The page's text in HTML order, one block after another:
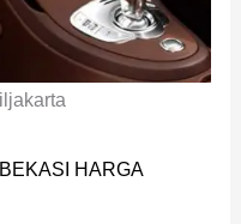
HARGA